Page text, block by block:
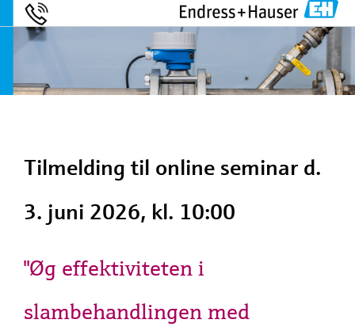
Tilmelding til online seminar d.
3. juni 2026, kl. 10:00
"Øg effektiviteten i
slambehandlingen med